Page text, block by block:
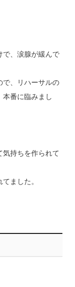
で、涙腺が緩んで
で、リハーサルの
番に臨みまし
気持ちを作られて
ました。